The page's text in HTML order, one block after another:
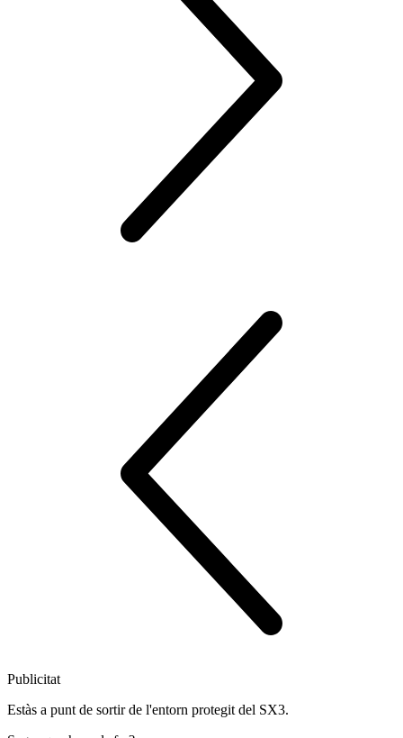
Publicitat
Estàs a punt de sortir de l'entorn protegit del SX3.